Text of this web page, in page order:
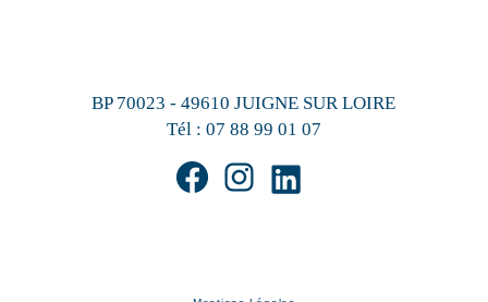
BP 70023 - 49610 JUIGNE SUR LOIRE
Tél : 07 88 99 01 07